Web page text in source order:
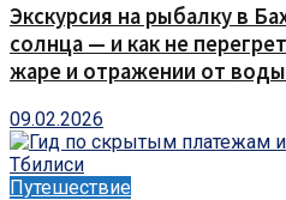
Экскурсия на рыбалку в
солнца — и как не
жаре и отражении от
09.02.2026
Путешествие